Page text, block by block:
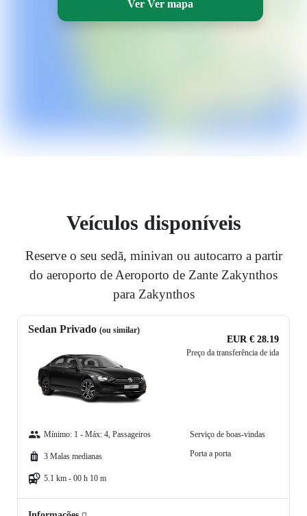
Ver Ver mapa
Veículos disponíveis
Reserve o seu sedã, minivan ou autocarro a partir
do aeroporto de Aeroporto de Zante Zakynthos
para Zakynthos
Sedan Privado (ou similar)
EUR € 28.19
Preço da transferência de ida
Mínimo: 1 - Máx: 4, Passageiros
3 Malas medianas
5.1 km - 00 h 10 m
Serviço de boas-vindas
Porta a porta